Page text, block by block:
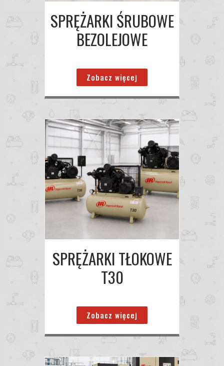
SPRĘŻARKI ŚRUBOWE
BEZOLEJOWE
Zobacz więcej
SPRĘŻARKI TŁOKOWE
T30
Zobacz więcej